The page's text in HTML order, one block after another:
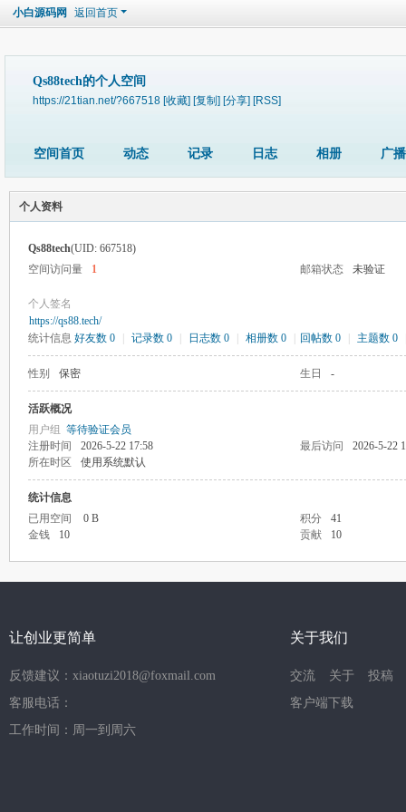
小白源码网 返回首页
Qs88tech的个人空间
https://21tian.net/?667518 [收藏] [复制] [分享] [RSS]
空间首页 动态 记录 日志 相册 广播
个人资料
Qs88tech(UID: 667518)
空间访问量
1 邮箱状态 未验证
个人签名
https://qs88.tech/
统计信息 好友数 0 记录数 0 日志数 0 相册数 0 回帖数 0 主题数 0
性别 保密 生日 -
活跃概况
用户组 等待验证会员
注册时间
2026-5-22 17:58 最后访问
2026-5-22
所在时区
使用系统默认
统计信息
已用空间
0 B 积分
41
金钱
10 贡献 10
让创业更简单
反馈建议：xiaotuzi2018@foxmail.com
客服电话：
工作时间：周一到周六
关于我们
交流 关于
投稿
客户端下载